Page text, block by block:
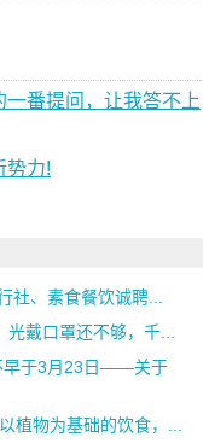
番提问，让我答不上
势力!
社、素食餐饮诚聘...
戴口罩还不够，千...
早于3月23日——关于
植物为基础的饮食，...